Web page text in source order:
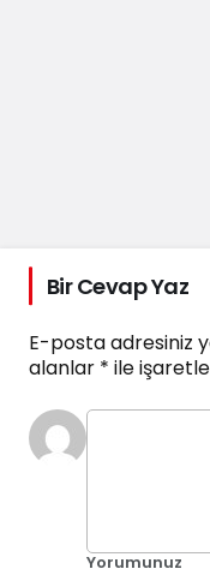
Bir Cevap Yaz
E-posta adresiniz
alanlar * ile
Yorumunuz